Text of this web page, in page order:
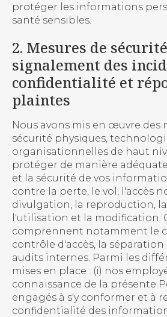
protéger les informations
santé sensibles.
2. Mesures de
signalement des
confidentialité et
plaintes
Nous avons mis en œuvre des
sécurité physiques,
organisationnelles de haut
protéger de manière
et la sécurité de vos
contre la perte, le vol, l'accès
divulgation, la reproduction,
l'utilisation et la modification.
comprennent notamment le
contrôle d'accès, la séparation
audits internes. Parmi les
mises en place : (i) nos
connaissance de la présente
engagés à s'y conformer et à
confidentialité des